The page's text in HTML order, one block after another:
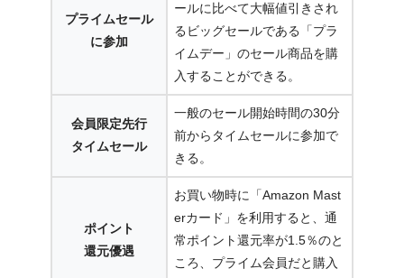
プライムセール
に参加
ールに比べて大幅値引きされ
るビッグセールである「プラ
イムデー」のセール商品を購
入することができる。
会員限定先行
タイムセール
一般のセール開始時間の30分
前からタイムセールに参加で
きる。
ポイント
還元優遇
お買い物時に「Amazon Mast
erカード」を利用すると、通
常ポイント還元率が1.5％のと
ころ、プライム会員だと購入